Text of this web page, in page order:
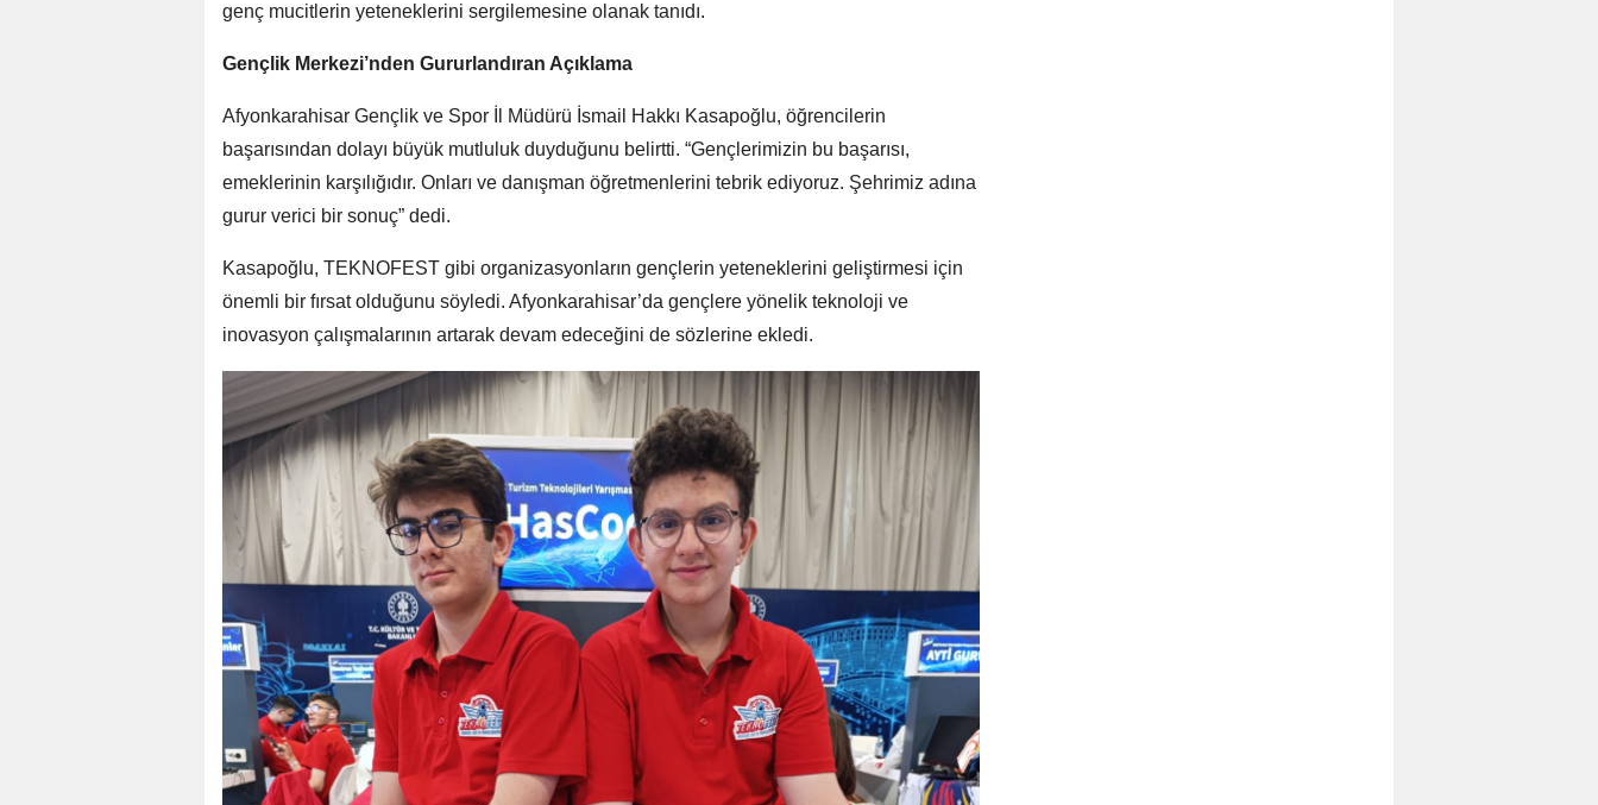
genç mucitlerin yeteneklerini sergilemesine olanak tanıdı.
Gençlik Merkezi’nden Gururlandıran Açıklama
Afyonkarahisar Gençlik ve Spor İl Müdürü İsmail Hakkı Kasapoğlu, öğrencilerin
başarısından dolayı büyük mutluluk duyduğunu belirtti. “Gençlerimizin bu başarısı,
emeklerinin karşılığıdır. Onları ve danışman öğretmenlerini tebrik ediyoruz. Şehrimiz adına
gurur verici bir sonuç” dedi.
Kasapoğlu, TEKNOFEST gibi organizasyonların gençlerin yeteneklerini geliştirmesi için
önemli bir fırsat olduğunu söyledi. Afyonkarahisar’da gençlere yönelik teknoloji ve
inovasyon çalışmalarının artarak devam edeceğini de sözlerine ekledi.